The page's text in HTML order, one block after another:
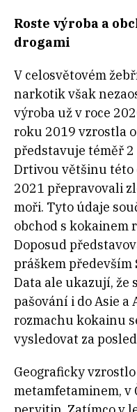
Roste výroba a
drogami
V celosvětovém
narkotik však
výroba už v roce
roku 2019 vzrostla
představuje téměř
Drtivou většinu této
2021 přepravovali
moři. Tyto údaje
obchod s kokainem
Doposud
práškem především
Data ale ukazují, že
pašování i do Asie
rozmachu kokainu
vysledovat za
Geograficky
metamfetaminem, v